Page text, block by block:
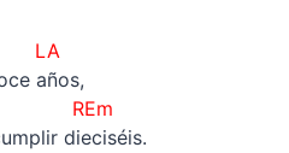
años,
REm
dieciséis.